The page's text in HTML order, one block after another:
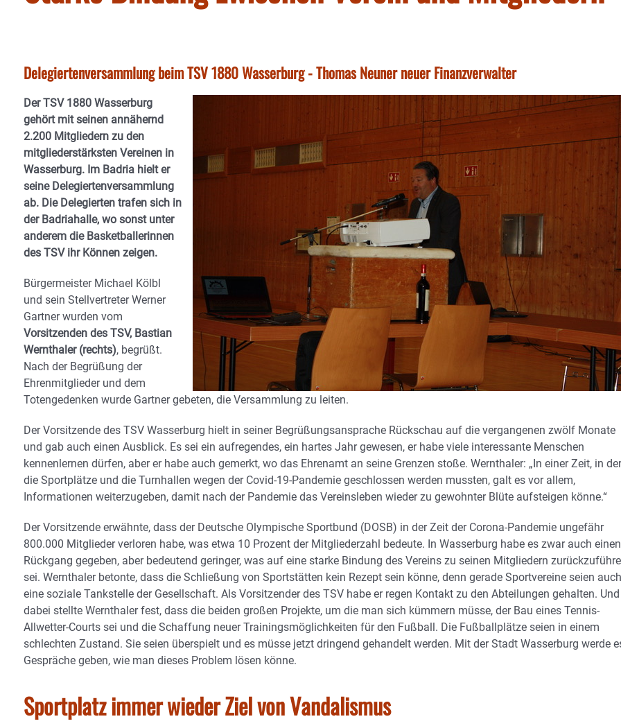
Delegiertenversammlung beim TSV 1880 Wasserburg - Thomas Neuner neuer Finanzverwalter
Der TSV 1880 Wasserburg
gehört mit seinen annähernd
2.200 Mitgliedern zu den
mitgliederstärksten Vereinen in
Wasserburg. Im Badria hielt er
seine Delegiertenversammlung
ab. Die Delegierten trafen sich in
der Badriahalle, wo sonst unter
anderem die Basketballerinnen
des TSV ihr Können zeigen.
Bürgermeister Michael Kölbl
und sein Stellvertreter Werner
Gartner wurden vom
Vorsitzenden des TSV, Bastian
Wernthaler (rechts), begrüßt.
Nach der Begrüßung der
Ehrenmitglieder und dem
Totengedenken wurde Gartner gebeten, die Versammlung zu leiten.
Der Vorsitzende des TSV Wasserburg hielt in seiner Begrüßungsansprache Rückschau auf die vergangenen zwölf Monate
und gab auch einen Ausblick. Es sei ein aufregendes, ein hartes Jahr gewesen, er habe viele interessante Menschen
kennenlernen dürfen, aber er habe auch gemerkt, wo das Ehrenamt an seine Grenzen stoße. Wernthaler: „In einer Zeit, in der
die Sportplätze und die Turnhallen wegen der Covid-19-Pandemie geschlossen werden mussten, galt es vor allem,
Informationen weiterzugeben, damit nach der Pandemie das Vereinsleben wieder zu gewohnter Blüte aufsteigen könne.“
Der Vorsitzende erwähnte, dass der Deutsche Olympische Sportbund (DOSB) in der Zeit der Corona-Pandemie ungefähr
800.000 Mitglieder verloren habe, was etwa 10 Prozent der Mitgliederzahl bedeute. In Wasserburg habe es zwar auch einen
Rückgang gegeben, aber bedeutend geringer, was auf eine starke Bindung des Vereins zu seinen Mitgliedern
sei. Wernthaler betonte, dass die Schließung von Sportstätten kein Rezept sein könne, denn gerade Sportvereine seien auch
eine soziale Tankstelle der Gesellschaft. Als Vorsitzender des TSV habe er regen Kontakt zu den Abteilungen gehalten. Und
dabei stellte Wernthaler fest, dass die beiden großen Projekte, um die man sich kümmern müsse, der Bau eines Tennis-
Allwetter-Courts sei und die Schaffung neuer Trainingsmöglichkeiten für den Fußball. Die Fußballplätze seien in einem
schlechten Zustand. Sie seien überspielt und es müsse jetzt dringend gehandelt werden. Mit der Stadt Wasserburg werde
Gespräche geben, wie man dieses Problem lösen könne.
Sportplatz immer wieder Ziel von Vandalismus